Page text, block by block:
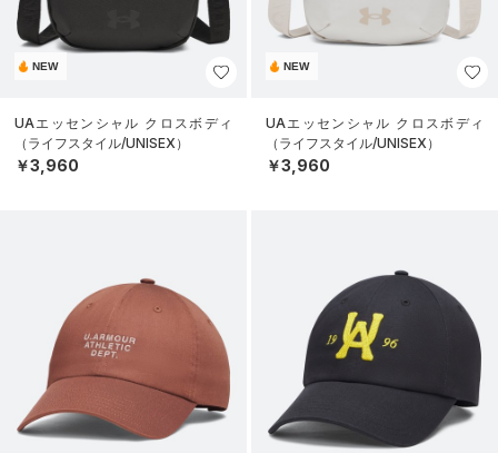
NEW
UAエッセンシャル クロスボディ
（ライフスタイル/UNISEX）
￥3,960
NEW
UAエッセンシャル クロスボディ
（ライフスタイル/UNISEX）
￥3,960